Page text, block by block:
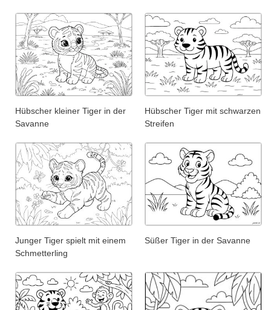
Hübscher kleiner Tiger in der
Savanne
Hübscher Tiger mit schwarzen
Streifen
Junger Tiger spielt mit einem
Schmetterling
Süßer Tiger in der Savanne